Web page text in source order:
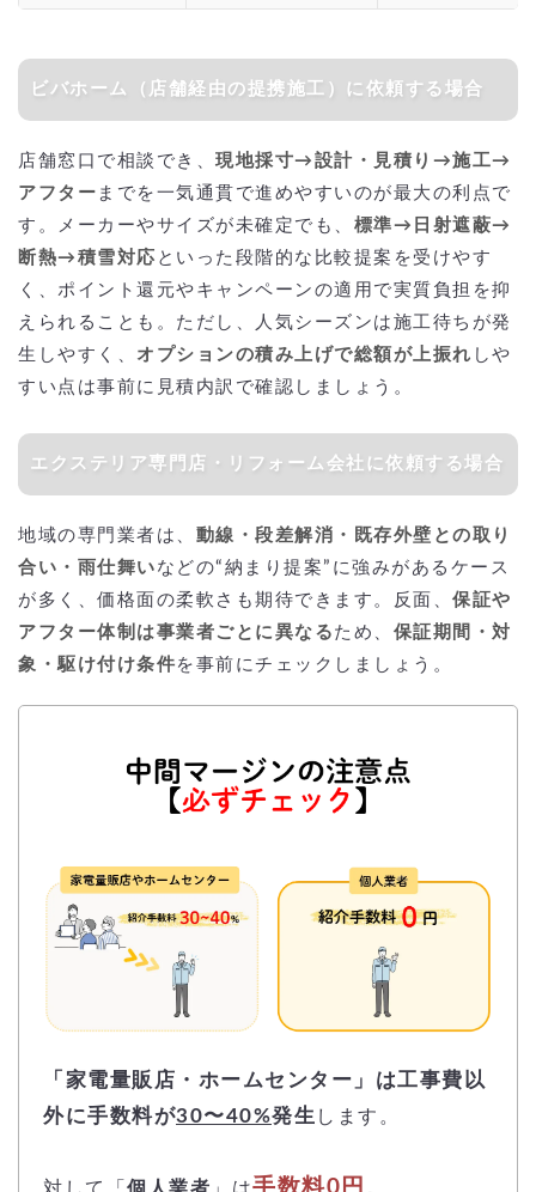
ビバホーム（店舗経由の提携施工）に依頼する場合
店舗窓口で相談でき、 現地採寸→設計・見積り→施工→
アフター までを一気通貫で進めやすいのが最大の利点で
す。メーカーやサイズが未確定でも、 標準→日射遮蔽→
断熱→積雪対応 といった段階的な比較提案を受けやす
く、ポイント還元やキャンペーンの適用で実質負担を抑
えられることも。ただし、人気シーズンは施工待ちが発
生しやすく、 オプションの積み上げで総額が上振れ しや
すい点は事前に見積内訳で確認しましょう。
エクステリア専門店・リフォーム会社に依頼する場合
地域の専門業者は、 動線・段差解消・既存外壁との取り
合い・雨仕舞い などの“納まり提案”に強みがあるケース
が多く、価格面の柔軟さも期待できます。反面、 保証や
アフター体制は事業者ごとに異なる ため、 保証期間・対
象・駆け付け条件 を事前にチェックしましょう。
「家電量販店・ホームセンター」は工事費以
外に手数料が30〜40%発生 します。
対して「 個人業者 」は手数料0円 。